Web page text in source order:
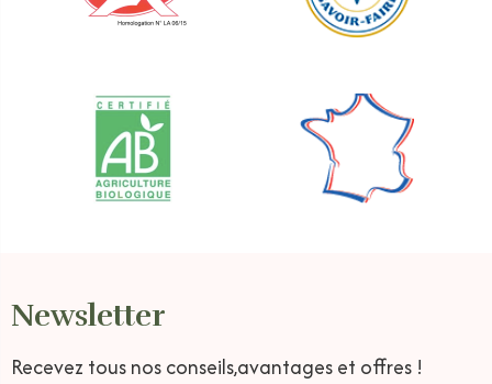
Newsletter
Recevez tous nos conseils,avantages et offres !